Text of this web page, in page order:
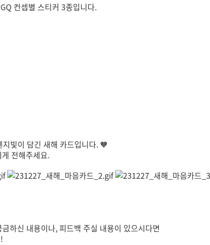
컨셉별 스티커 3종입니다.
빛이 담긴 새해 카드입니다. 🧡
전해주세요.
하신 내용이나, 피드백 주실 내용이 있으시다면